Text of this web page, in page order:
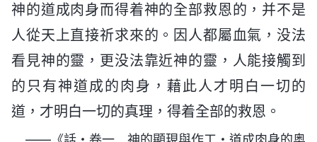
神的道成肉身而得着神的全部救恩的，并不是
人從天上直接祈求來的。因人都屬血氣，没法
看見神的靈，更没法靠近神的靈，人能接觸到
的只有神道成的肉身，藉此人才明白一切的
道，才明白一切的真理，得着全部的救恩。